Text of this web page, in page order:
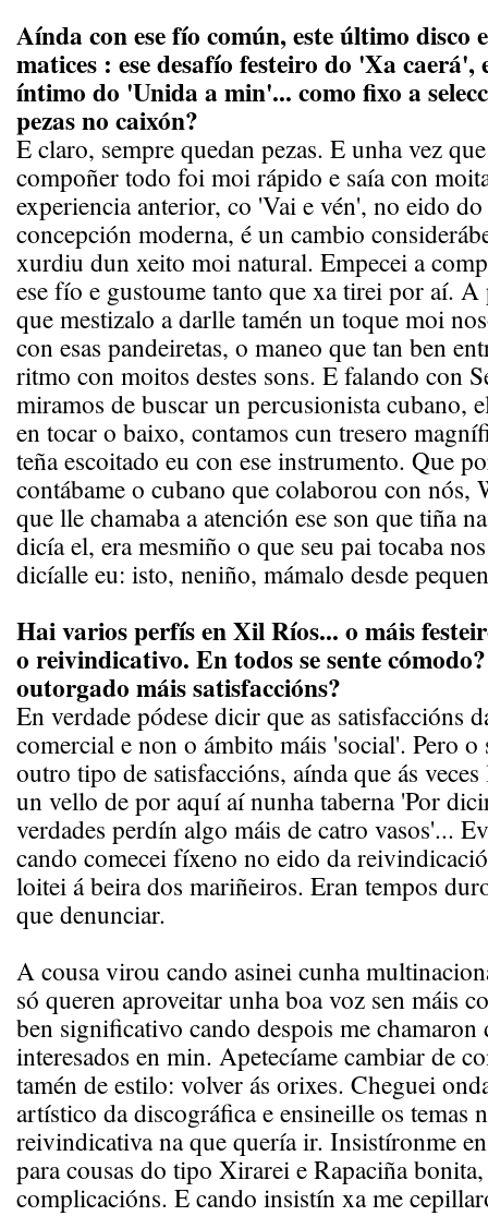
Aínda con ese fío común, este último disco
matices : ese desafío festeiro do 'Xa caerá',
íntimo do 'Unida a min'... como fixo a
pezas no caixón?
E claro, sempre quedan pezas. E unha vez
compoñer todo foi moi rápido e saía con
experiencia anterior, co 'Vai e vén', no eido
concepción moderna, é un cambio
xurdiu dun xeito moi natural. Empecei a
ese fío e gustoume tanto que xa tirei por aí.
que mestizalo a darlle tamén un toque moi
con esas pandeiretas, o maneo que tan ben
ritmo con moitos destes sons. E falando con
miramos de buscar un percusionista cubano,
en tocar o baixo, contamos cun tresero
teña escoitado eu con ese instrumento. Que
contábame o cubano que colaborou con
que lle chamaba a atención ese son que tiña
dicía el, era mesmiño o que seu pai tocaba
dicíalle eu: isto, neniño, mámalo desde
Hai varios perfís en Xil Ríos... o máis
o reivindicativo. En todos se sente
outorgado máis satisfaccións?
En verdade pódese dicir que as satisfaccións
comercial e non o ámbito máis 'social'. Pero
outro tipo de satisfaccións, aínda que ás veces
un vello de por aquí aí nunha taberna 'Por
verdades perdín algo máis de catro vasos'...
cando comecei fíxeno no eido da
loitei á beira dos mariñeiros. Eran tempos
que denunciar.
A cousa virou cando asinei cunha
só queren aproveitar unha boa voz sen máis
ben significativo cando despois me
interesados en min. Apetecíame cambiar de
tamén de estilo: volver ás orixes. Cheguei
artístico da discográfica e ensineille os temas
reivindicativa na que quería ir. Insistíronme
para cousas do tipo Xirarei e Rapaciña
complicacións. E cando insistín xa me